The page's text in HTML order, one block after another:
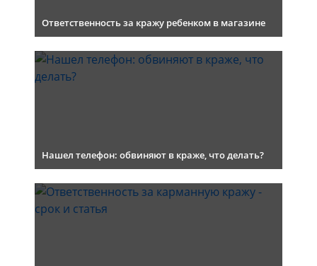
Ответственность за кражу ребенком в магазине
Нашел телефон: обвиняют в краже, что делать?